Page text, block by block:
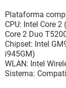
Plataforma
CPU: Intel Core
Core 2 Duo
Chipset: Intel
i945GM)
WLAN: Intel
Sistema: